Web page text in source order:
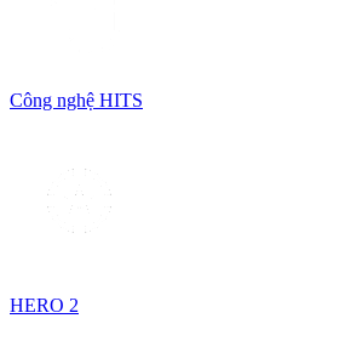
Công nghệ HITS
HERO 2